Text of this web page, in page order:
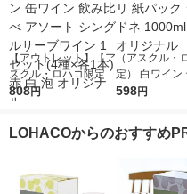
【アウトレット】【ア
スクル・ロハコ限定】
ワイン 缶ワイン 飲み
ト(4種×各1本) 赤 白
808円
（アスクル・
定） 白ワイン
ワイン チリ 紙
598円
LOHACOからのおすすめ